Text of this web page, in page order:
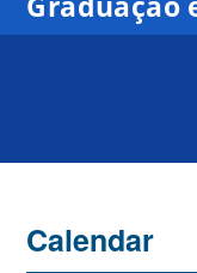
Calendar